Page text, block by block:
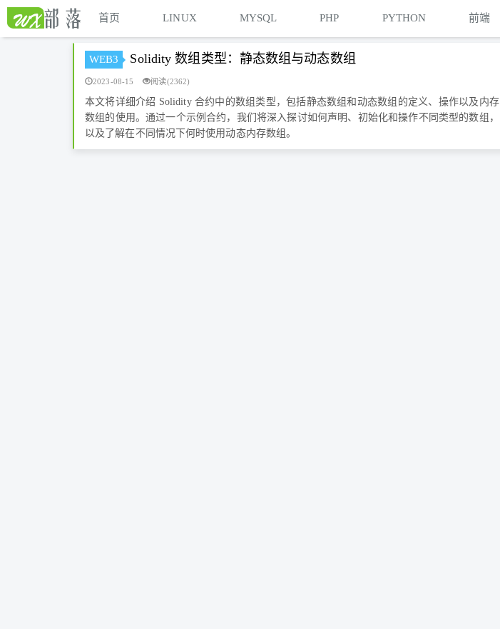
WEB3 Solidity 数组类型：静态数组与动态数组
2023-08-15 阅读(2362)
本文将详细介绍 Solidity 合约中的数组类型，包括静态数组和动态数组的定义、操作以及内存
数组的使用。通过一个示例合约，我们将深入探讨如何声明、初始化和操作不同类型的数组，
以及了解在不同情况下何时使用动态内存数组。
首页 LINUX MYSQL PHP PYTHON 前端